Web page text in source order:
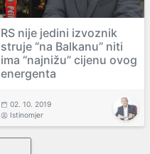
RS nije jedini izvoznik
struje “na Balkanu” niti
ima “najnižu” cijenu ovog
energenta
02. 10. 2019
Istinomjer